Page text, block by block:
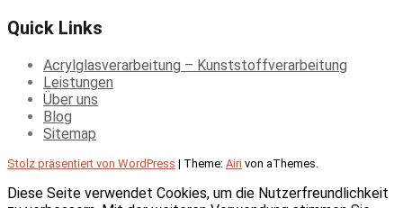
Quick Links
Acrylglasverarbeitung – Kunststoffverarbeitung
Leistungen
Über uns
Blog
Sitemap
Stolz präsentiert von WordPress | Theme: Airi von aThemes.
Diese Seite verwendet Cookies, um die Nutzerfreundlichkeit